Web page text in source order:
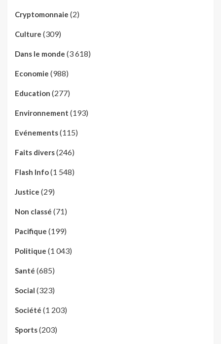
Cryptomonnaie (2)
Culture (309)
Dans le monde (3 618)
Economie (988)
Education (277)
Environnement (193)
Evénements(115)
Faits divers(246)
Flash Info(1 548)
Justice (29)
Non classé (71)
Pacifique (199)
Politique (1 043)
Santé (685)
Social (323)
Société (1 203)
Sports(203)